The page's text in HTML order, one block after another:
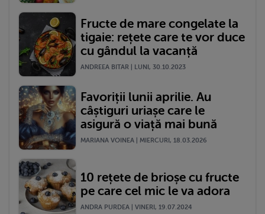
Fructe de mare congelate la
tigaie: rețete care te vor duce
cu gândul la vacanță
ANDREEA BITAR | LUNI, 30.10.2023
Favoriții lunii aprilie. Au
câștiguri uriașe care le
asigură o viață mai bună
MARIANA VOINEA | MIERCURI, 18.03.2026
10 rețete de brioșe cu fructe
pe care cel mic le va adora
ANDRA PURDEA | VINERI, 19.07.2024